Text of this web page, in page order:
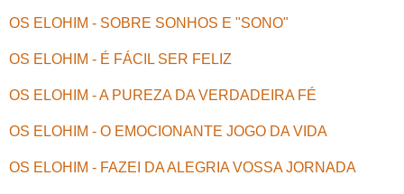
OS ELOHIM - SOBRE SONHOS E "SONO"
OS ELOHIM - É FÁCIL SER FELIZ
OS ELOHIM - A PUREZA DA VERDADEIRA FÉ
OS ELOHIM - O EMOCIONANTE JOGO DA VIDA
OS ELOHIM - FAZEI DA ALEGRIA VOSSA JORNADA